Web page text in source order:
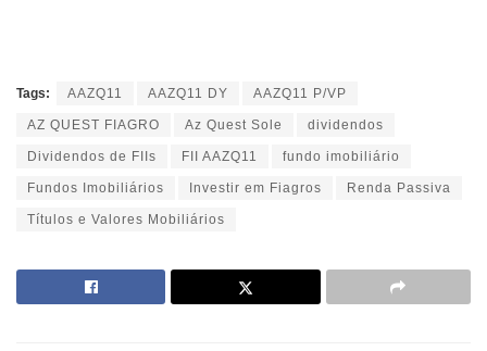
Tags: AAZQ11 AAZQ11 DY AAZQ11 P/VP
AZ QUEST FIAGRO Az Quest Sole dividendos
Dividendos de FIIs FII AAZQ11 fundo imobiliário
Fundos Imobiliários Investir em Fiagros Renda Passiva
Títulos e Valores Mobiliários